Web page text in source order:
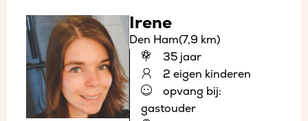
Irene
Den Ham(7,9 km)
35 jaar
2 eigen kinderen
opvang bij:
gastouder